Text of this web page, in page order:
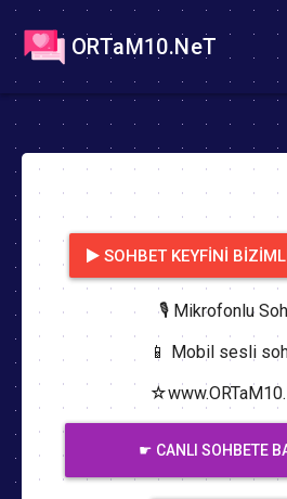
ORTaM10.NeT
SOHBET KEYFINI
🎙️ Mikrofonlu
📱 Mobil sesli
☛ CANLI SOHBETE